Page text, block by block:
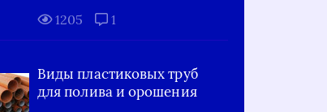
1205 1
Виды пластиковых труб
для полива и орошения